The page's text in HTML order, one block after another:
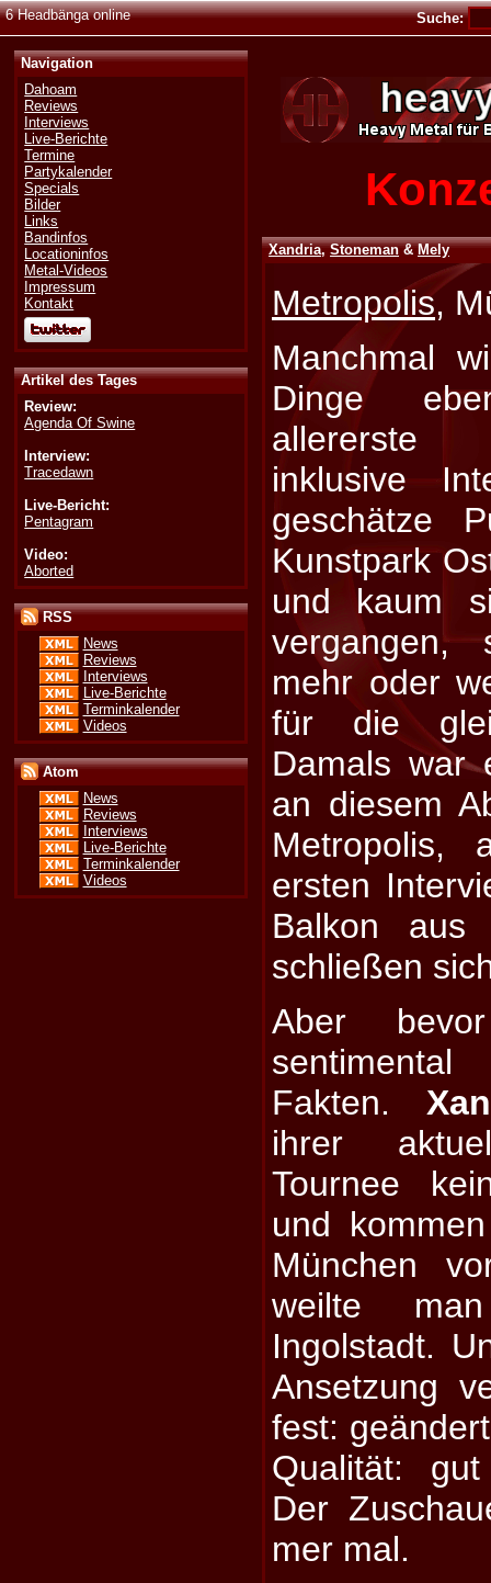
6 Headbänga online Suche:
Navigation
Dahoam
Reviews
Interviews
Live-Berichte
Termine
Partykalender
Specials
Bilder
Links
Bandinfos
Locationinfos
Metal-Videos
Impressum
Kontakt
Artikel des Tages
Review:
Agenda Of Swine
Interview:
Tracedawn
Live-Bericht:
Pentagram
Video:
Aborted
RSS
News
Reviews
Interviews
Live-Berichte
Terminkalender
Videos
Atom
News
Reviews
Interviews
Live-Berichte
Terminkalender
Videos
Xandria,Stoneman&Mely
Metropolis,
Manchmal
Dinge
allererste
inklusive
geschätze
Kunstpark
und kaum
vergangen,
mehr oder
für die
Damals war
an diesem
Metropolis,
ersten
Balkon
schließen
Aber
Fakten.
ihrer
Tournee
und
München
weilte
Ingolstadt.
Ansetzung
fest:
Qualität:
Der
mer mal.